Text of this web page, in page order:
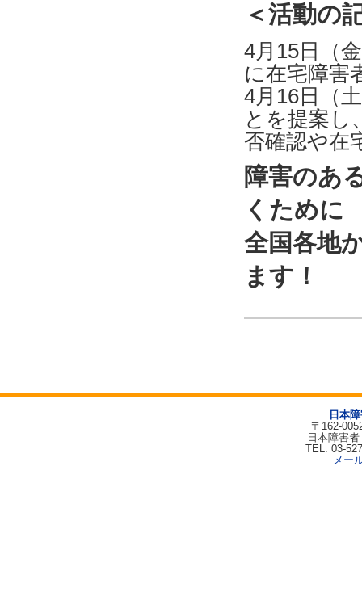
＜活動の
4月15日（
に在宅障害
4月16日（
とを提案し
否確認や在
障害のあ
くために
全国各地
ます！
日本
〒162-
日本障害
TEL: 03-
メー